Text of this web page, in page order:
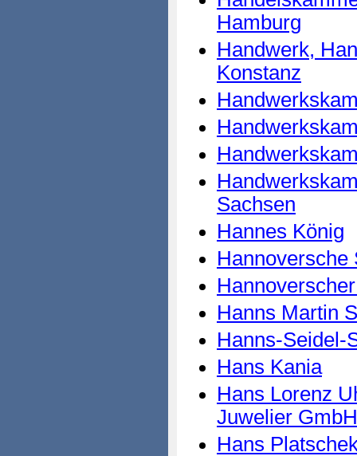
Hamburg
Handwerk,
Konstanz
Sachsen
Hannes König
Hannoversche
Hanns Martin
Hanns-Seidel-
Hans Kania
Hans Lorenz
Juwelier GmbH
Hans